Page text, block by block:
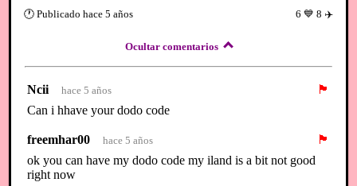
🕐Publicado hace 5 años 6 💙 8 ✈️
Ocultar comentarios
Ncii hace 5 años
🏴
Can i hhave your dodo code
freemhar00 hace 5 años
🏴
ok you can have my dodo code my iland is a bit not good
right now